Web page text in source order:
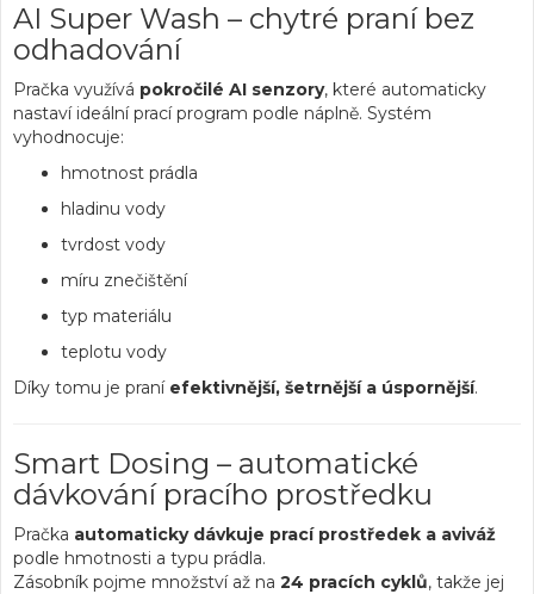
AI Super Wash – chytré praní bez
odhadování
Pračka využívá pokročilé AI senzory, které automaticky
nastaví ideální prací program podle náplně. Systém
vyhodnocuje:
hmotnost prádla
hladinu vody
tvrdost vody
míru znečištění
typ materiálu
teplotu vody
Díky tomu je praní efektivnější, šetrnější a úspornější.
Smart Dosing – automatické
dávkování pracího prostředku
Pračka automaticky dávkuje prací prostředek a aviváž
podle hmotnosti a typu prádla.
Zásobník pojme množství až na 24 pracích cyklů, takže jej